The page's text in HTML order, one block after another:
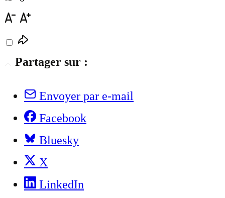
Partager sur :
Envoyer par e-mail
Facebook
Bluesky
X
LinkedIn